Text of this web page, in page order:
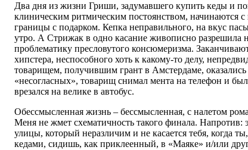
Два дня из жизни Гриши, задумавшего купить кеды и
клиническим ритмическим постоянством, начинаются с
границы с подарком. Кепка неправильного, на вкус
утро. А Стрижак в одно касание живописно разрешила
проблематику пресловутого консюмеризма.
хипстера, неспособного хоть к какому-то делу,
товарищем, получившим грант в Амстердаме,
«несогласных», товарищ снимал мента на телефон и
врезался на велике в автобус.
Обессмысленная жизнь – бессмысленная, с налетом
Меня не жмет схематичность такого финала. Напротив:
улицы, который неразличим и не касается тебя, когда
кедами, сидишь, как приклеенный, в «Маяке» и/или